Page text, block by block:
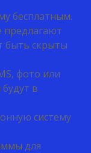
бесплатным.
предлагают
быть скрыты
фото или
в
систему
для